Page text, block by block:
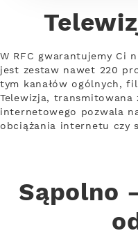
W RFC gwarantujemy Ci
jest zestaw nawet 220
tym kanałów ogólnych,
Telewizja, transmitowana
internetowego pozwala
obciążania internetu czy
Sąpolno